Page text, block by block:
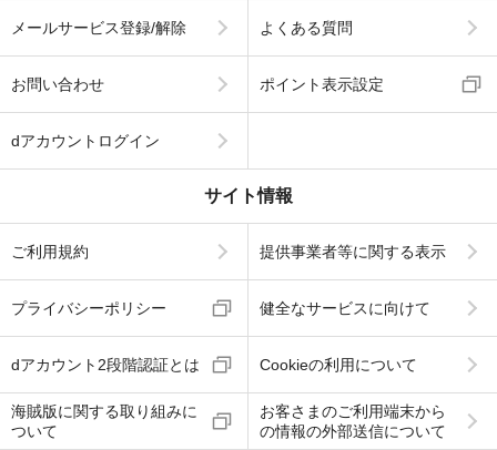
メールサービス登録/解除 よくある質問
お問い合わせ ポイント表示設定
dアカウントログイン
サイト情報
ご利用規約 提供事業者等に関する表示
プライバシーポリシー 健全なサービスに向けて
dアカウント2段階認証とは Cookieの利用について
海賊版に関する取り組みに
ついて
お客さまのご利用端末から
の情報の外部送信について